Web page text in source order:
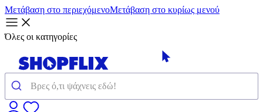
Μετάβαση στο περιεχόμενοΜετάβαση στο κυρίως μενού
Όλες οι κατηγορίες